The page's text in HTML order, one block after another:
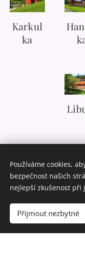
Karkul
ka
© 2026 Dětská
Používáme cookies,
bezpečnost našich
nejlepší zkušenost při
Přijmout nezbytné